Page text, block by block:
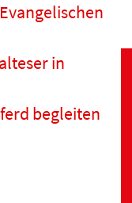
in
begleiten